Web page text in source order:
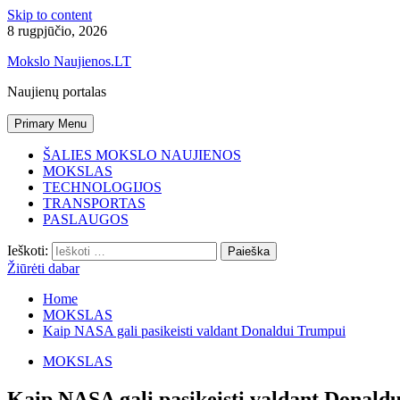
Skip to content
8 rugpjūčio, 2026
Mokslo Naujienos.LT
Naujienų portalas
Primary Menu
ŠALIES MOKSLO NAUJIENOS
MOKSLAS
TECHNOLOGIJOS
TRANSPORTAS
PASLAUGOS
Ieškoti:
Žiūrėti dabar
Home
MOKSLAS
Kaip NASA gali pasikeisti valdant Donaldui Trumpui
MOKSLAS